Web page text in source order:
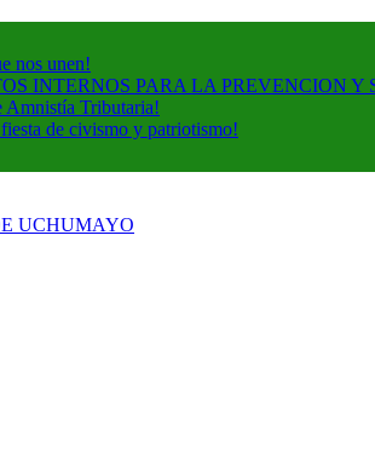
nos unen!
INTERNOS PARA LA
Amnistía Tributaria!
de civismo y patriotismo!